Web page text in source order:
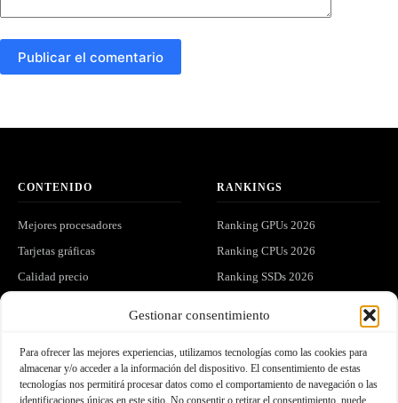
Gestionar consentimiento
Para ofrecer las mejores experiencias, utilizamos tecnologías como las cookies para
almacenar y/o acceder a la información del dispositivo. El consentimiento de estas
tecnologías nos permitirá procesar datos como el comportamiento de navegación o las
identificaciones únicas en este sitio. No consentir o retirar el consentimiento, puede
Publicar el comentario
CONTENIDO
Mejores procesadores
Tarjetas gráficas
Calidad precio
RANKINGS
Ranking GPUs 2026
Ranking CPUs 2026
Ranking SSDs 2026
COMPARATIVAS
Comparar GPUs
GUÍAS
Mejores CPUs gaming